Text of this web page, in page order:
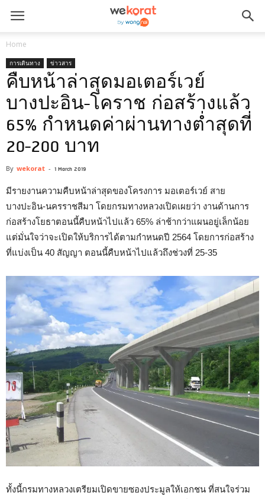
Home
การเดินทาง ข่าวสาร
คืบหน้าล่าสุดมอเตอร์เวย์
บางปะอิน-โคราช ก่อสร้างแล้ว
65% กำหนดค่าผ่านทางต่ำสุดที่
20-200 บาท
By wekorat - 1 March 2019
มีรายงานความคืบหน้าล่าสุดของโครงการ มอเตอร์เวย์ สาย
บางปะอิน-นครราชสีมา โดยกรมทางหลวงเปิดเผยว่า งานด้านการ
ก่อสร้างโยธาตอนนี้คืบหน้าไปแล้ว 65% ล่าช้ากว่าแผนอยู่เล็กน้อย
แต่มั่นใจว่าจะเปิดให้บริการได้ตามกำหนดปี 2564 โดยการก่อสร้าง
ที่แบ่งเป็น 40 สัญญา ตอนนี้คืบหน้าไปแล้วถึงช่วงที่ 25-35
ทั้งนี้กรมทางหลวงเตรียมเปิดขายซองประมูลให้เอกชน ที่สนใจร่วม